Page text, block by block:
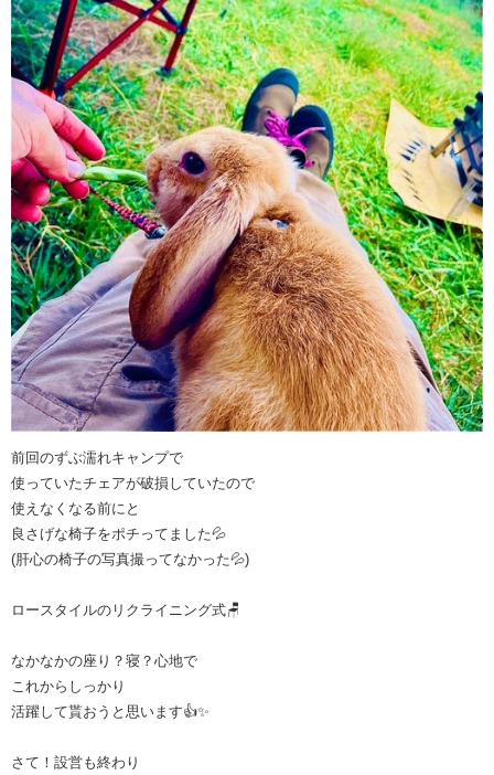
前回のずぶ濡れキャンプで
使っていたチェアが破損していたので
使えなくなる前にと
良さげな椅子をポチってました💦
(肝心の椅子の写真撮ってなかった💦)
ロースタイルのリクライニング式🪑
なかなかの座り？寝？心地で
これからしっかり
活躍して貰おうと思います👍✨
さて！設営も終わり